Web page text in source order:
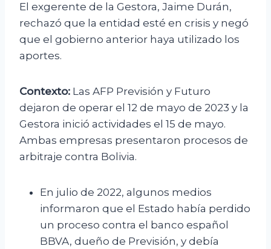
El exgerente de la Gestora, Jaime Durán,
rechazó que la entidad esté en crisis y negó
que el gobierno anterior haya utilizado los
aportes.
Contexto: Las AFP Previsión y Futuro
dejaron de operar el 12 de mayo de 2023 y la
Gestora inició actividades el 15 de mayo.
Ambas empresas presentaron procesos de
arbitraje contra Bolivia.
En julio de 2022, algunos medios
informaron que el Estado había perdido
un proceso contra el banco español
BBVA, dueño de Previsión, y debía